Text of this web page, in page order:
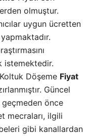
olmuştur.
uygun ücretten
yapmaktadır.
istemektedir.
Döşeme Fiyat
Güncel
önce
mecraları, ilgili
gibi kanallardan